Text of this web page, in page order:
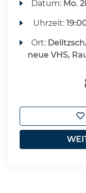
Datum: Mo.
Uhrzeit:
Ort:
neue VHS,